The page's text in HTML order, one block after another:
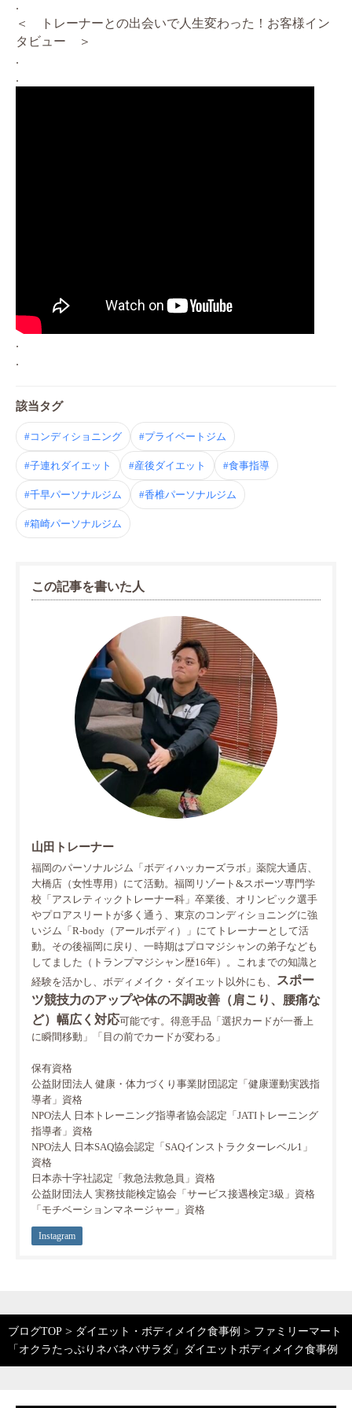
.
＜ トレーナーとの出会いで人生変わった！お客様イン
タビュー ＞
.
.
.
.
該当タグ
#コンディショニング #プライベートジム
#子連れダイエット #産後ダイエット #食事指導
#千早パーソナルジム #香椎パーソナルジム
#箱崎パーソナルジム
この記事を書いた人
山田トレーナー
福岡のパーソナルジム「ボディハッカーズラボ」薬院大通店、
大橋店（女性専用）にて活動。福岡リゾート&スポーツ専門学
校「アスレティックトレーナー科」卒業後、オリンピック選手
やプロアスリートが多く通う、東京のコンディショニングに強
いジム「R-body（アールボディ）」にてトレーナーとして活
動。その後福岡に戻り、一時期はプロマジシャンの弟子なども
してました（トランプマジシャン歴16年）。これまでの知識と
経験を活かし、ボディメイク・ダイエット以外にも、
スポー
ツ競技力のアップや体の不調改善（肩こり、腰痛な
ど）幅広く対応可能です。得意手品「選択カードが一番上
に瞬間移動」「目の前でカードが変わる」
保有資格
公益財団法人 健康・体力づくり事業財団認定「健康運動実践指
導者」資格
NPO法人 日本トレーニング指導者協会認定「JATIトレーニング
指導者」資格
NPO法人 日本SAQ協会認定「SAQインストラクターレベル1」
資格
日本赤十字社認定「救急法救急員」資格
公益財団法人 実務技能検定協会「サービス接遇検定3級」資格
「モチベーションマネージャー」資格
Instagram
ブログTOP > ダイエット・ボディメイク食事例 > ファミリーマート
「オクラたっぷりネバネバサラダ」ダイエットボディメイク食事例